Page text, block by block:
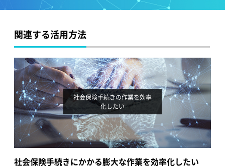
関連する活用方法
社会保険手続きの作業を効率
化したい
社会保険手続きにかかる膨大な作業を効率化したい